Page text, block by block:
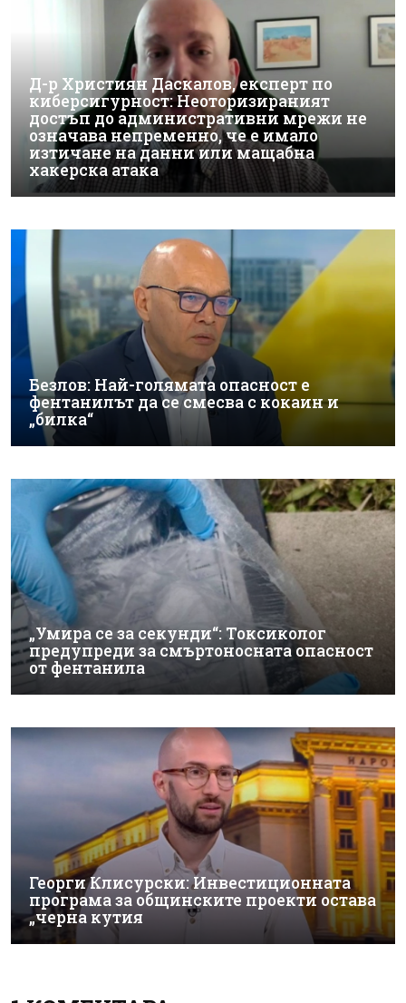
Д-р Християн Даскалов, експерт по
киберсигурност: Неоторизираният
достъп до административни мрежи не
означава непременно, че е имало
изтичане на данни или мащабна
хакерска атака
Безлов: Най-голямата опасност е
фентанилът да се смесва с кокаин и
„билка“
„Умира се за секунди“: Токсиколог
предупреди за смъртоносната опасност
от фентанила
Георги Клисурски: Инвестиционната
програма за общинските проекти остава
„черна кутия